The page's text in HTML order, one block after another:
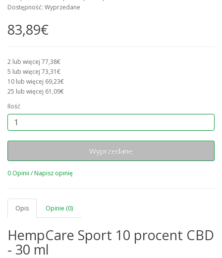
Dostępność: Wyprzedane
83,89€
2 lub więcej 77,38€
5 lub więcej 73,31€
10 lub więcej 69,23€
25 lub więcej 61,09€
Ilość
Wyprzedane
0 Opinii /Napisz opinię
Opis Opinie (0)
HempCare Sport 10 procent CBD
- 30 ml